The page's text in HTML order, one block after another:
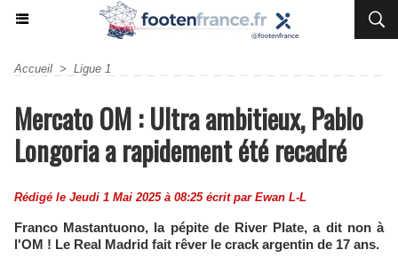
Accueil > Ligue 1
Mercato OM : Ultra ambitieux, Pablo
Longoria a rapidement été recadré
Rédigé le Jeudi 1 Mai 2025 à 08:25 écrit par Ewan L-L
Franco Mastantuono, la pépite de River Plate, a dit non à
l'OM ! Le Real Madrid fait rêver le crack argentin de 17 ans.